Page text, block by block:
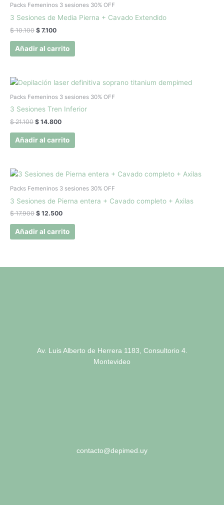
Packs Femeninos 3 sesiones 30% OFF
3 Sesiones de Media Pierna + Cavado Extendido
$10.100
original
$ 10.100.
$ 7.100
actual
$ 7.100.
Añadir al carrito
Packs Femeninos 3 sesiones 30% OFF
3 Sesiones Tren Inferior
$21.100
El
original
$ 21.100.
$ 14.800
El
actual
$ 14.800.
Añadir al carrito
Packs Femeninos 3 sesiones 30% OFF
3 Sesiones de Pierna entera + Cavado completo + Axilas
$17.900
El
original
$ 17.900.
$ 12.500
El
actual
$ 12.500.
Añadir al carrito
Av. Luis Alberto de Herrera 1183, Consultorio 4.
Montevideo
contacto@depimed.uy